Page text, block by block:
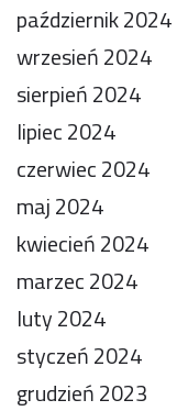
październik 2024
wrzesień 2024
sierpień 2024
lipiec 2024
czerwiec 2024
maj 2024
kwiecień 2024
marzec 2024
luty 2024
styczeń 2024
grudzień 2023